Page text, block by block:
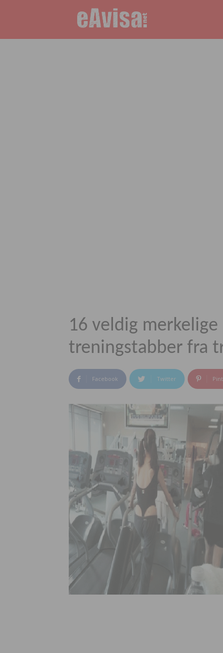
16 veldig
treningstabber fra
Facebook Twitter